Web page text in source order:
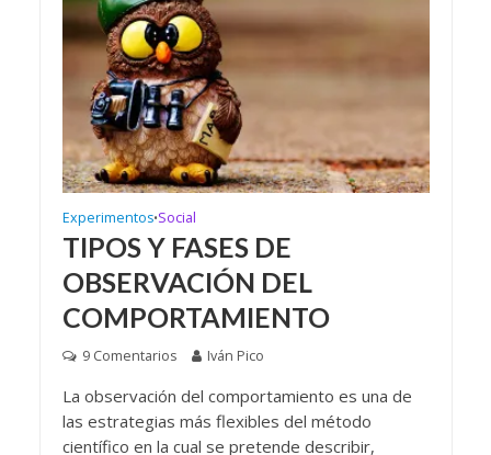
Experimentos•Social
TIPOS Y FASES DE
OBSERVACIÓN DEL
COMPORTAMIENTO
9 Comentarios Iván Pico
La observación del comportamiento es una de
las estrategias más flexibles del método
científico en la cual se pretende describir,